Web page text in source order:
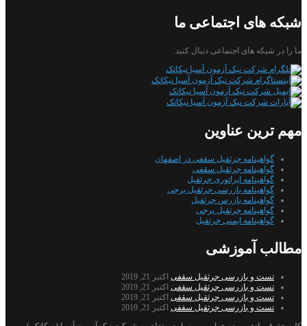
شبکه های اجتماعی ما
ما را در شبکه های اجتماعی دنبال کنید.
مهم ترین عناوین
گواهینامه جرثقیل سقفی در اصفهان
گواهینامه جرثقیل سقفی
گواهینامه اپراتوری جرثقیل
گواهینامه بازرسی جرثقیل برجی
گواهینامه بازرس جرثقیل
گواهینامه جرثقیل برجی
گواهینامه ایمنی جرثقیل
مطالب آموزشی
تست و بازرسی جرثقیل سقفی اکتبر 21, 2019
تست و بازرسی جرثقیل سقفی اکتبر 21, 2019
تست و بازرسی جرثقیل سقفی اکتبر 21, 2019
تست و بازرسی جرثقیل سقفی اکتبر 21, 2019